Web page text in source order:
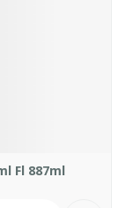
Fl 887ml